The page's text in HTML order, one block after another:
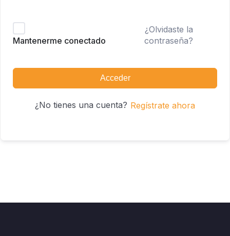
Mantenerme conectado
¿Olvidaste la
contraseña?
Acceder
¿No tienes una cuenta? Regístrate ahora